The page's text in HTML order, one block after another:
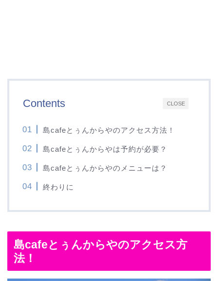
CLOSE
Contents
島cafeとぅんからやのアクセス方法！
島cafeとぅんからやは予約が必要？
島cafeとぅんからやのメニューは？
終わりに
島cafeとぅんからやのアクセス方
法！